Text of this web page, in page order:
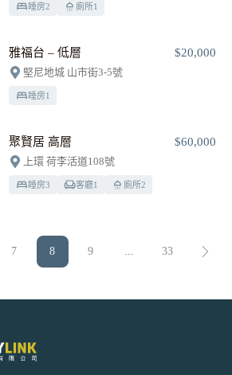
睡房2 廁所1
雅福台 – 低層 $20,000
堅尼地城 山市街3-5號
睡房1
聚賢居 高層 $60,000
上環 荷李活道108號
睡房3 客廳1 廁所2
7 8 9 ... 33